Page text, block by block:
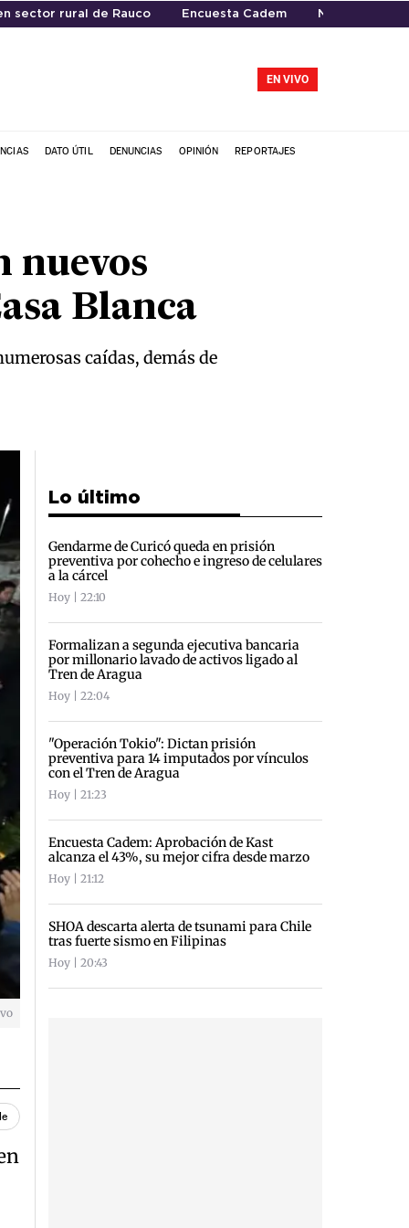
sector rural de Rauco Encuesta Cadem Nacional
EN VIVO
DATO ÚTIL DENUNCIAS OPINIÓN REPORTAJES
nuevos
Blanca
caídas, demás de
Lo último
Gendarme de Curicó queda en prisión
preventiva por cohecho e ingreso de celulares
a la cárcel
Hoy | 22:10
Formalizan a segunda ejecutiva bancaria
por millonario lavado de activos ligado al
Tren de Aragua
Hoy | 22:04
"Operación Tokio": Dictan prisión
preventiva para 14 imputados por vínculos
con el Tren de Aragua
Hoy | 21:23
Encuesta Cadem: Aprobación de Kast
alcanza el 43%, su mejor cifra desde marzo
Hoy | 21:12
SHOA descarta alerta de tsunami para Chile
tras fuerte sismo en Filipinas
Hoy | 20:43